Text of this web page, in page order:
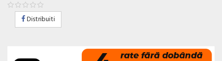
Distribuiti